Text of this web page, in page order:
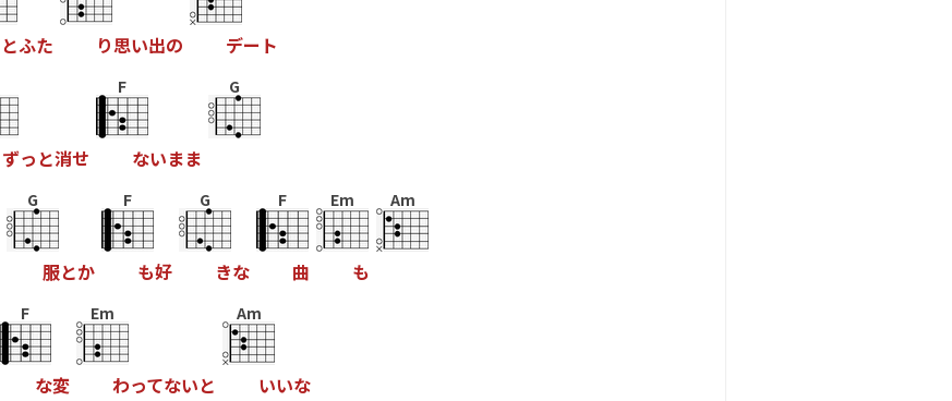
とふた り思い出の デー ト
ずっ と消せ
F
ないまま
G
G
服とか
F
も好
G
きな
F
曲
Em
も
Am
F
な変
Em
わってないと
Am
いいな